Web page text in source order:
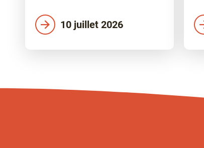
10 juillet 2026